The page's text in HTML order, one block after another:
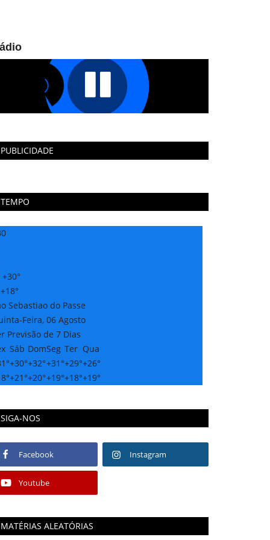
PUBLICIDADE
TEMPO
+30°
+18°
Sebastiao do Passe
Feira, 06 Agosto
Previsão de 7 Dias
Sáb DomSeg Ter Qua
+30°+32°+31°+29°+26°
+21°+20°+19°+18°+19°
SIGA-NOS
Facebook Instagram
Youtube
MATÉRIAS ALEATÓRIAS